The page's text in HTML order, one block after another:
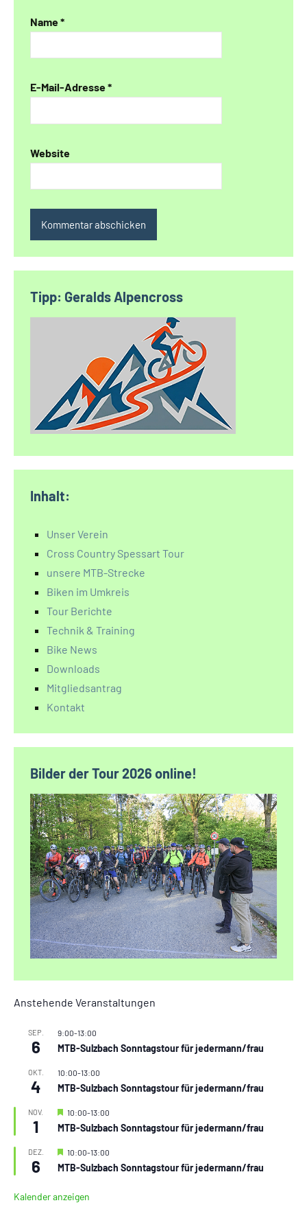
Name*
E-Mail-Adresse*
Website
Tipp: Geralds Alpencross
Inhalt:
Unser Verein
Cross Country Spessart Tour
unsere MTB-Strecke
Biken im Umkreis
Tour Berichte
Technik & Training
Bike News
Downloads
Mitgliedsantrag
Kontakt
Bilder der Tour 2026 online!
Anstehende Veranstaltungen
SEP.
6
9:00-13:00
MTB-Sulzbach Sonntagstour für jedermann/frau
OKT.
4
10:00-13:00
MTB-Sulzbach Sonntagstour für jedermann/frau
NOV.
1
Hervorgehoben
10:00-13:00
MTB-Sulzbach Sonntagstour für jedermann/frau
DEZ.
6
Hervorgehoben
10:00-13:00
MTB-Sulzbach Sonntagstour für jedermann/frau
Kalender anzeigen